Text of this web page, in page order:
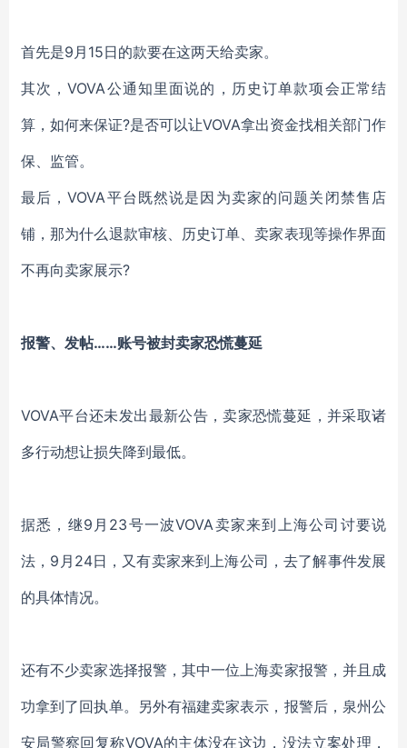
首先是9月15日的款要在这两天给卖家。
其次，VOVA公通知里面说的，历史订单款项会正常结
算，如何来保证?是否可以让VOVA拿出资金找相关部门作
保、监管。
最后，VOVA平台既然说是因为卖家的问题关闭禁售店
铺，那为什么退款审核、历史订单、卖家表现等操作界面
不再向卖家展示?
报警、发帖……账号被封卖家恐慌蔓延
VOVA平台还未发出最新公告，卖家恐慌蔓延，并采取诸
多行动想让损失降到最低。
据悉，继9月23号一波VOVA卖家来到上海公司讨要说
法，9月24日，又有卖家来到上海公司，去了解事件发展
的具体情况。
还有不少卖家选择报警，其中一位上海卖家报警，并且成
功拿到了回执单。另外有福建卖家表示，报警后，泉州公
安局警察回复称VOVA的主体没在这边，没法立案处理，